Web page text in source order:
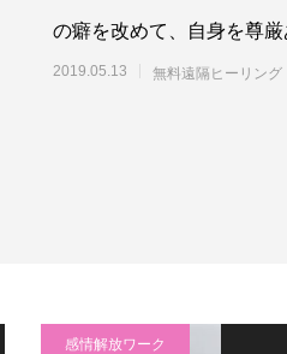
の癖を改めて、自身を尊
よう最高最善に働きかける
2019.05.13 無料遠隔ヒーリング
感情解放ワーク